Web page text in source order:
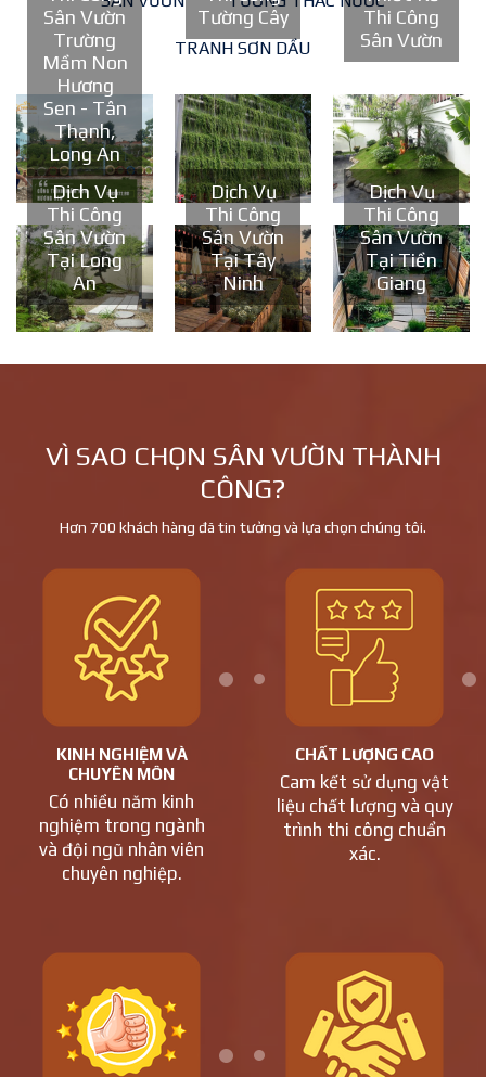
TRANH SƠN DẦU
Sân Vườn
Trường
Mầm Non
Hương
Sen - Tân
Thạnh,
Long An
Tường Cây
Thi Công
Sân Vườn
Dịch Vụ
Thi Công
Sân Vườn
Tại Long
An
Dịch Vụ
Thi Công
Sân Vườn
Tại Tây
Ninh
Dịch Vụ
Thi Công
Sân Vườn
Tại Tiền
Giang
VÌ SAO CHỌN SÂN VƯỜN THÀNH
CÔNG?
Hơn 700 khách hàng đã tin tưởng và lựa chọn chúng tôi.
KINH NGHIỆM VÀ
CHUYÊN MÔN
Có nhiều năm kinh
nghiệm trong ngành
và đội ngũ nhân viên
chuyên nghiệp.
CHẤT LƯỢNG CAO
Cam kết sử dụng vật
liệu chất lượng và quy
trình thi công chuẩn
xác.